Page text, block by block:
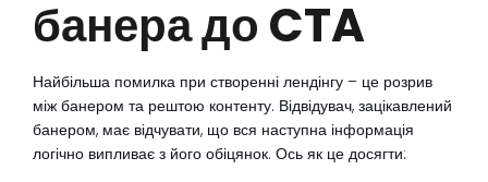
банера до CTA
Найбільша помилка при створенні лендінгу – це розрив
між банером та рештою контенту. Відвідувач, зацікавлений
банером, має відчувати, що вся наступна інформація
логічно випливає з його обіцянок. Ось як це досягти: